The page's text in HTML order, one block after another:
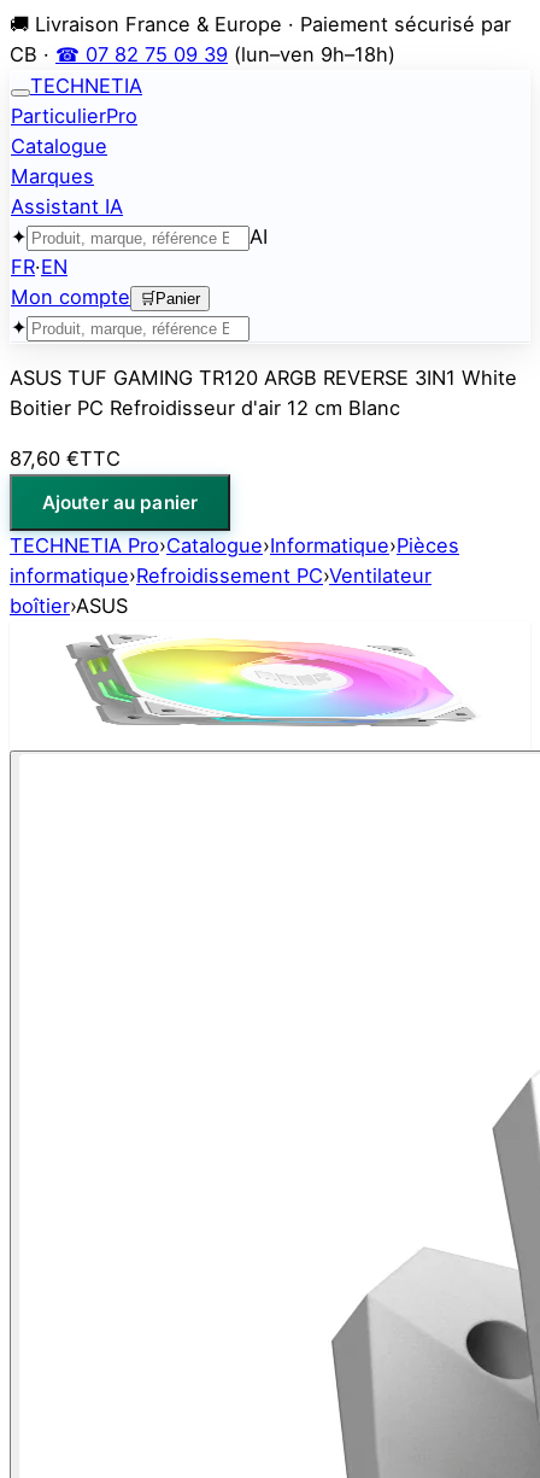
🚚 Livraison France & Europe · Paiement sécurisé par
CB · ☎ 07 82 75 09 39 (lun–ven 9h–18h)
TECHNETIA
ParticulierPro
Catalogue
Marques
Assistant IA
✦
AI
FR·EN
Mon compte
🛒 Panier
✦
ASUS TUF GAMING TR120 ARGB REVERSE 3IN1 White
Boitier PC Refroidisseur d'air 12 cm Blanc
87,60 €TTC
Ajouter au panier
TECHNETIA Pro›Catalogue›Informatique›Pièces
informatique›Refroidissement PC›Ventilateur
boîtier›ASUS